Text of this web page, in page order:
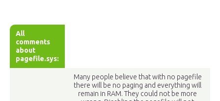
All
comments
about
pagefile.sys:
Many people believe that with no pagefile
there will be no paging and everything will
remain in RAM. They could not be more